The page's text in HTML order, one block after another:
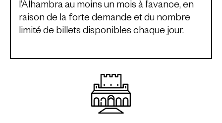
l’Alhambra au moins un mois à l’avance, en
raison de la forte demande et du nombre
limité de billets disponibles chaque jour.